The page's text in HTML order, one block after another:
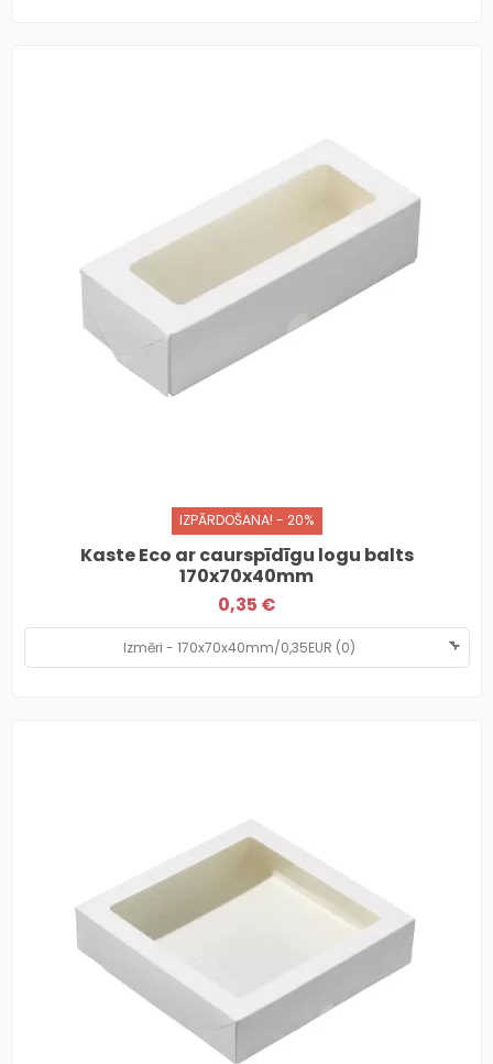
IZPĀRDOŠANA! - 20%
Kaste Eco ar caurspīdīgu logu balts
170x70x40mm
0,35 €